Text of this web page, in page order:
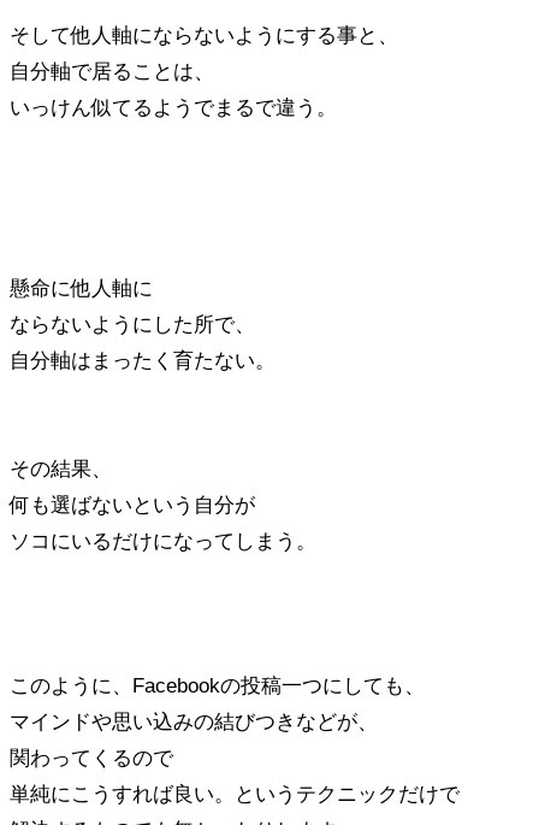
そして他人軸にならないようにする事と、
自分軸で居ることは、
いっけん似てるようでまるで違う。
懸命に他人軸に
ならないようにした所で、
自分軸はまったく育たない。
その結果、
何も選ばないという自分が
ソコにいるだけになってしまう。
このように、Facebookの投稿一つにしても、
マインドや思い込みの結びつきなどが、
関わってくるので
単純にこうすれば良い。というテクニックだけで